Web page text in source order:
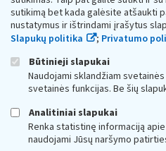
sutikimą bet kada galėsite atšaukti
nustatymus ir ištrindami įrašytus
Slapukų politika
; Privatumo
Būtinieji slapukai
Naudojami sklandžiam
svetainės funkcijas. Be šių
Analitiniai slapukai
Renka statistinę informaciją
naudojami Jūsų naršymo
adresas: Vasario 16-osios g. 14,
vmi@vmi.lt, E. pristatymo dėžutės
Duomenys apie Valstybinę
Respublikos finansų ministerijos